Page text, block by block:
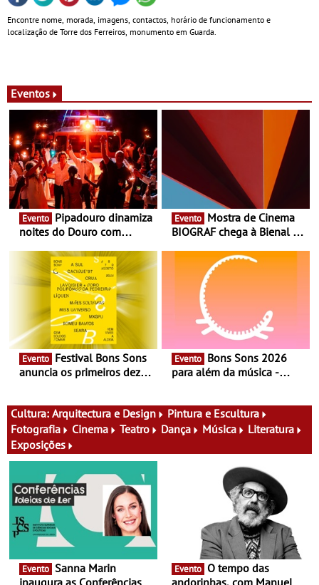
Encontre nome, morada, imagens, contactos, horário de funcionamento e
localização de Torre dos Ferreiros, monumento em Guarda.
Eventos
Evento
noites do Douro com
vinho, gastronomia e
música
Evento
BIOGRAF chega à Bienal de
Documentário, ensaio
fílmico e práticas artísticas
Evento
anuncia os primeiros dez
Evento
para além da música -
atividades para toda a
família e muito mais
Cultura: Arquitectura e Design
Pintura e Escultura
Fotografia
Cinema Teatro Dança Música
Literatura
Exposições
Evento Evento